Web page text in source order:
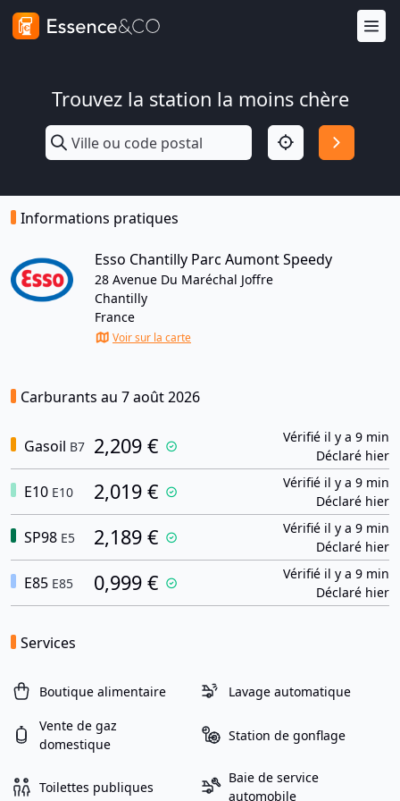
Trouvez la station la moins chère
Informations pratiques
Esso Chantilly Parc Aumont Speedy
28 Avenue Du Maréchal Joffre
Chantilly
France
Voir sur la carte
Carburants au 7 août 2026
Gasoil B7 2,209 €
Vérifié il y a 9 min
Déclaré hier
E10 E10 2,019 €
Vérifié il y a 9 min
Déclaré hier
SP98 E5 2,189 €
Vérifié il y a 9 min
Déclaré hier
E85 E85 0,999 €
Vérifié il y a 9 min
Déclaré hier
Services
Boutique alimentaire Lavage automatique
Vente de gaz
domestique
Station de gonflage
Toilettes publiques
Baie de service
automobile